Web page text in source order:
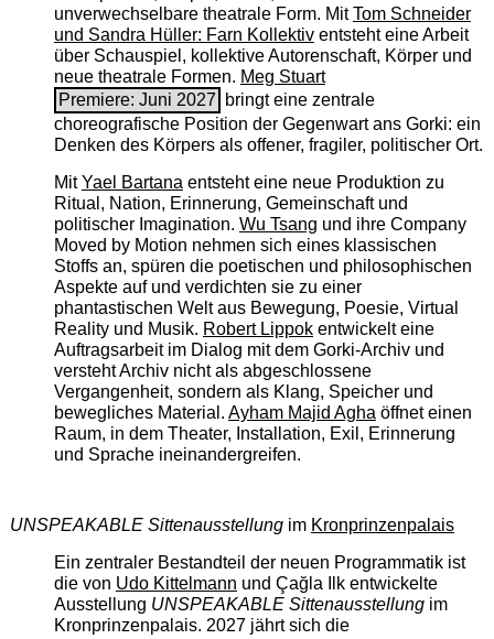
unverwechselbare theatrale Form. MitTom Schneider
und Sandra Hüller: Farn Kollektiventsteht eine Arbeit
über Schauspiel, kollektive Autorenschaft, Körper und
neue theatrale Formen. Meg Stuart
Premiere: Juni 2027
bringt eine zentrale
choreografische Position der Gegenwart ans Gorki: ein
Denken des Körpers als offener, fragiler, politischer Ort.
MitYael Bartanaentsteht eine neue Produktion zu
Ritual, Nation, Erinnerung, Gemeinschaft und
politischer Imagination. Wu Tsang und ihre Company
Moved by Motion nehmen sich eines klassischen
Stoffs an, spüren die poetischen und philosophischen
Aspekte auf und verdichten sie zu einer
phantastischen Welt aus Bewegung, Poesie, Virtual
Reality und Musik. Robert Lippokentwickelt eine
Auftragsarbeit im Dialog mit dem Gorki-Archiv und
versteht Archiv nicht als abgeschlossene
Vergangenheit, sondern als Klang, Speicher und
bewegliches Material. Ayham Majid Aghaöffnet einen
Raum, in dem Theater, Installation, Exil, Erinnerung
und Sprache ineinandergreifen.
UNSPEAKABLE Sittenausstellungim Kronprinzenpalais
Ein zentraler Bestandteil der neuen Programmatik ist
die von Udo Kittelmann und Çağla Ilk entwickelte
Ausstellung UNSPEAKABLE Sittenausstellungim
Kronprinzenpalais. 2027 jährt sich die